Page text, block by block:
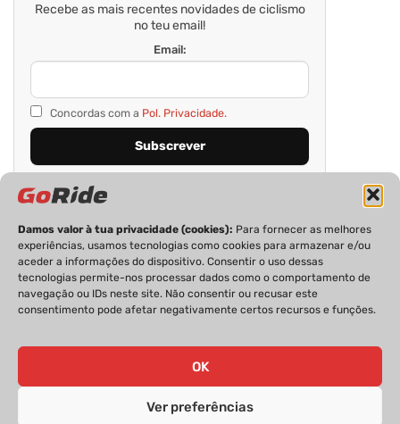
Damos valor à tua privacidade (cookies): Para fornecer as melhores
experiências, usamos tecnologias como cookies para armazenar e/ou
aceder a informações do dispositivo. Consentir o uso dessas
tecnologias permite-nos processar dados como o comportamento de
navegação ou IDs neste site. Não consentir ou recusar este
consentimento pode afetar negativamente certos recursos e funções.
OK
Ver preferências
Recebe as mais recentes novidades de ciclismo
no teu email!
Email:
Concordas com a Pol. Privacidade.
PRIVACIDADE FICHA TÉCNICA
ESTATUTO EDITORIAL